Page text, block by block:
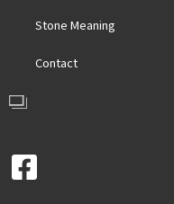
Stone Meaning
Contact